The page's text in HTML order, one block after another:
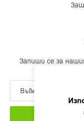
Запиши се за